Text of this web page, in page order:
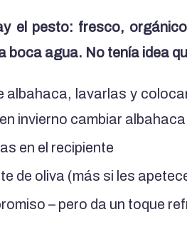
el pesto: fresco,
boca agua. No tenía idea
albahaca, lavarlas y
invierno cambiar
en el recipiente
de oliva (más si les
– pero da un toque